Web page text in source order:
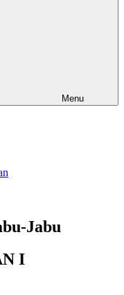
Menu
Jabu
I